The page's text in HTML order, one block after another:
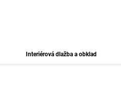
Interiérová dlažba a obklad